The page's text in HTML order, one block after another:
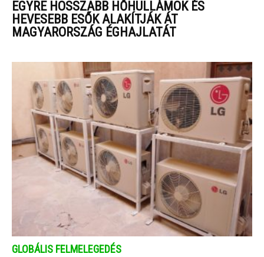
EGYRE HOSSZABB HŐHULLÁMOK ÉS
HEVESEBB ESŐK ALAKÍTJÁK ÁT
MAGYARORSZÁG ÉGHAJLATÁT
GLOBÁLIS FELMELEGEDÉS